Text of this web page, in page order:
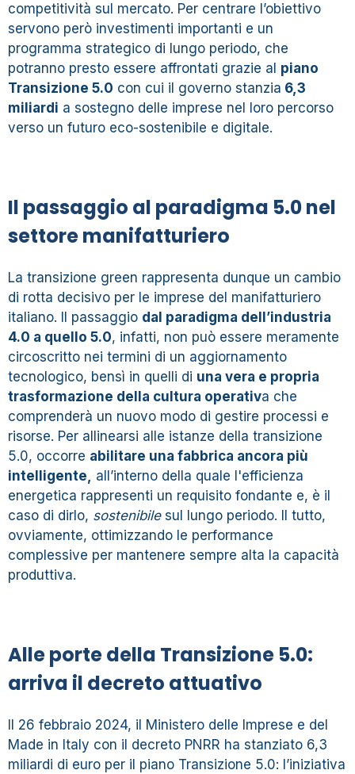
competitività sul mercato. Per centrare l’obiettivo
servono però investimenti importanti e un
programma strategico di lungo periodo, che
potranno presto essere affrontati grazie al piano
Transizione 5.0 con cui il governo stanzia 6,3
miliardi a sostegno delle imprese nel loro percorso
verso un futuro eco-sostenibile e digitale.
Il passaggio al paradigma 5.0 nel
settore manifatturiero
La transizione green rappresenta dunque un cambio
di rotta decisivo per le imprese del manifatturiero
italiano. Il passaggio dal paradigma dell’industria
4.0 a quello 5.0, infatti, non può essere meramente
circoscritto nei termini di un aggiornamento
tecnologico, bensì in quelli di una vera e propria
trasformazione della cultura operativa che
comprenderà un nuovo modo di gestire processi e
risorse. Per allinearsi alle istanze della transizione
5.0, occorre abilitare una fabbrica ancora più
intelligente, all’interno della quale l'efficienza
energetica rappresenti un requisito fondante e, è il
caso di dirlo, sostenibilesul lungo periodo. Il tutto,
ovviamente, ottimizzando le performance
complessive per mantenere sempre alta la capacità
produttiva.
Alle porte della Transizione 5.0:
arriva il decreto attuativo
Il 26 febbraio 2024, il Ministero delle Imprese e del
Made in Italy con il decreto PNRR ha stanziato 6,3
miliardi di euro per il piano Transizione 5.0: l’iniziativa